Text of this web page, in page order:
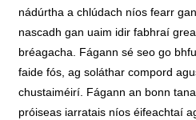
nádúrtha a chlúdach níos fearr
nascadh gan uaim idir fabhraí
bréagacha. Fágann sé seo go
faide fós, ag soláthar compord
chustaiméirí. Fágann an bonn
próiseas iarratais níos éifeachtaí